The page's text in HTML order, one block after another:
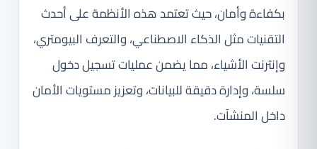
بكفاءة وأمان، حيث تعتمد هذه الأنظمة على أحدث
التقنيات مثل الذكاء الاصطناعي، والتعرف البيومتري،
وإنترنت الأشياء، مما يضمن عمليات تسجيل دخول
سلسة، وإدارة دقيقة للبيانات، وتعزيز مستويات الأمان
داخل المنشآت.